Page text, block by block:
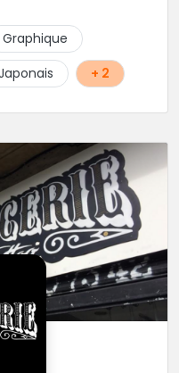
préfère que vous
pour éviter les
donc...mais
Graphique
+ 2